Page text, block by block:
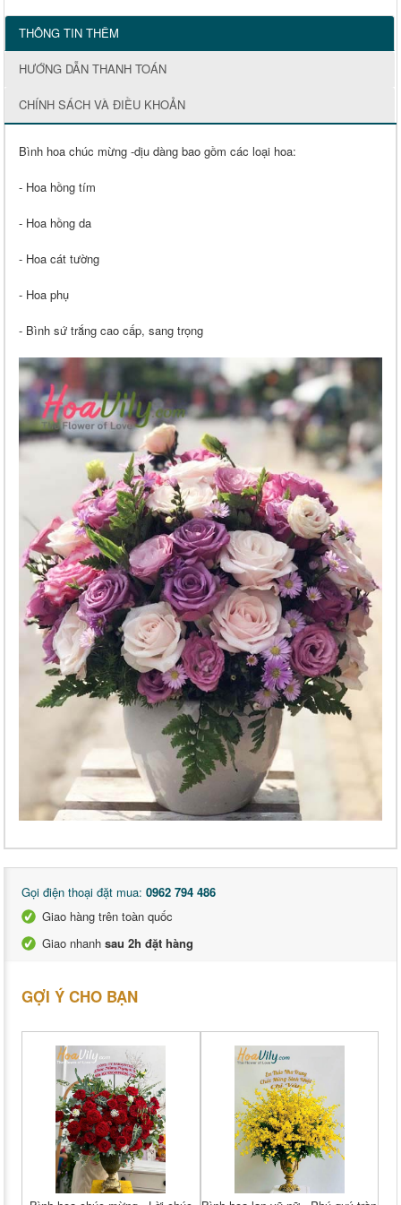
THÔNG TIN THÊM
HƯỚNG DẪN THANH TOÁN
CHÍNH SÁCH VÀ ĐIỀU KHOẢN
Bình hoa chúc mừng -dịu dàng bao gồm các loại hoa:
- Hoa hồng tím
- Hoa hồng da
- Hoa cát tường
- Hoa phụ
- Bình sứ trắng cao cấp, sang trọng
Gọi điện thoại đặt mua: 0962 794 486
Giao hàng trên toàn quốc
Giao nhanh sau 2h đặt hàng
GỢI Ý CHO BẠN